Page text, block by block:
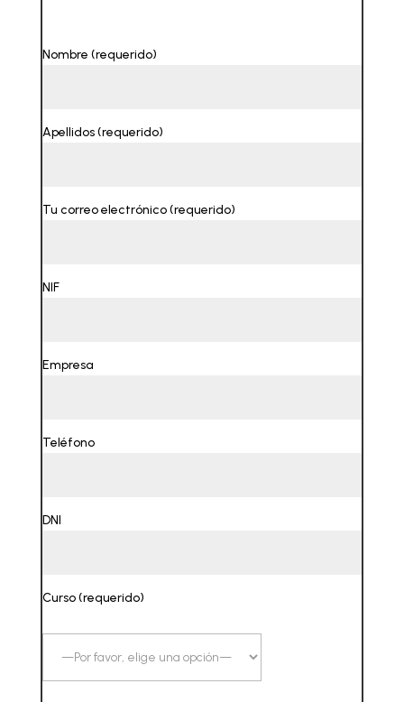
Nombre (requerido)
Apellidos (requerido)
Tu correo electrónico (requerido)
NIF
Empresa
Teléfono
DNI
Curso (requerido)